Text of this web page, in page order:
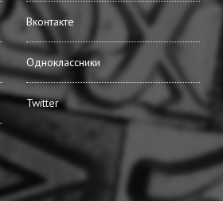
Вконтакте
Одноклассники
Twitter